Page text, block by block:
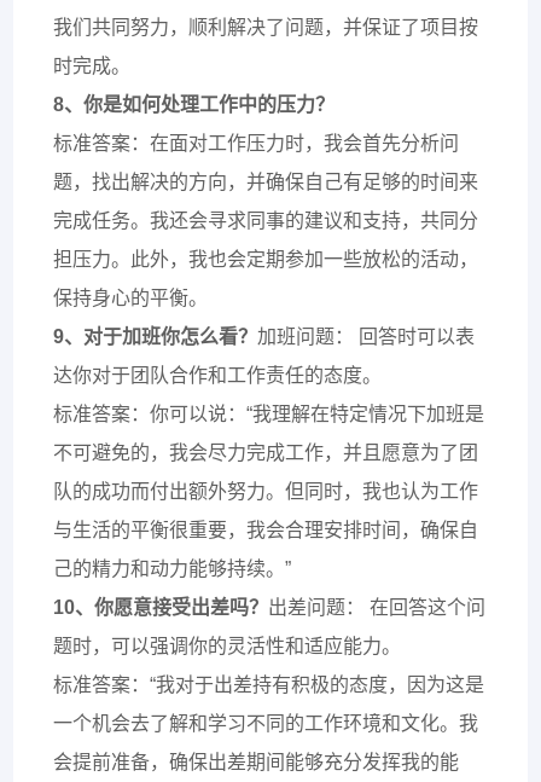
我们共同努力，顺利解决了问题，并保证了项目按
时完成。
8、你是如何处理工作中的压力？
标准答案：在面对工作压力时，我会首先分析问
题，找出解决的方向，并确保自己有足够的时间来
完成任务。我还会寻求同事的建议和支持，共同分
担压力。此外，我也会定期参加一些放松的活动，
保持身心的平衡。
9、对于加班你怎么看？加班问题： 回答时可以表
达你对于团队合作和工作责任的态度。
标准答案：你可以说：“我理解在特定情况下加班是
不可避免的，我会尽力完成工作，并且愿意为了团
队的成功而付出额外努力。但同时，我也认为工作
与生活的平衡很重要，我会合理安排时间，确保自
己的精力和动力能够持续。”
10、你愿意接受出差吗？ 出差问题： 在回答这个问
题时，可以强调你的灵活性和适应能力。
标准答案：“我对于出差持有积极的态度，因为这是
一个机会去了解和学习不同的工作环境和文化。我
会提前准备，确保出差期间能够充分发挥我的能